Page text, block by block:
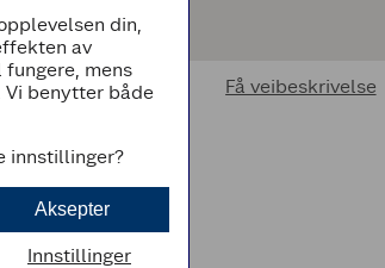
Få veibeskrivelse
din,
av
fungere, mens
Vi benytter både
innstillinger?
Aksepter
Innstillinger